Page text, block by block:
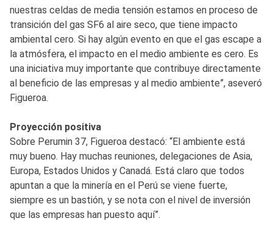
nuestras celdas de media tensión estamos en proceso de
transición del gas SF6 al aire seco, que tiene impacto
ambiental cero. Si hay algún evento en que el gas escape a
la atmósfera, el impacto en el medio ambiente es cero. Es
una iniciativa muy importante que contribuye directamente
al beneficio de las empresas y al medio ambiente”, aseveró
Figueroa.
Proyección positiva
Sobre Perumin 37, Figueroa destacó: “El ambiente está
muy bueno. Hay muchas reuniones, delegaciones de Asia,
Europa, Estados Unidos y Canadá. Está claro que todos
apuntan a que la minería en el Perú se viene fuerte,
siempre es un bastión, y se nota con el nivel de inversión
que las empresas han puesto aquí”.